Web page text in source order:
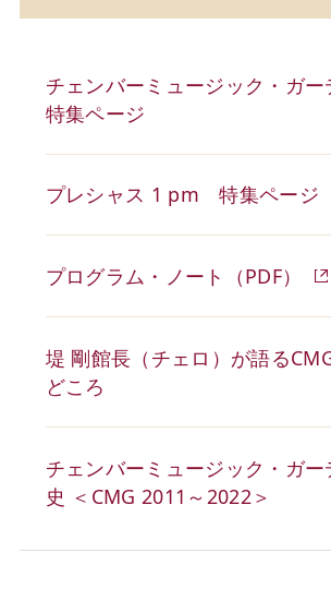
チェンバーミュージック・ガ
特集ページ
プレシャス 1 pm 特集ページ
プログラム・ノート（PDF）
堤 剛館長（チェロ）が語る
どころ​
チェンバーミュージック・ガー
史 ＜CMG 2011～2022＞